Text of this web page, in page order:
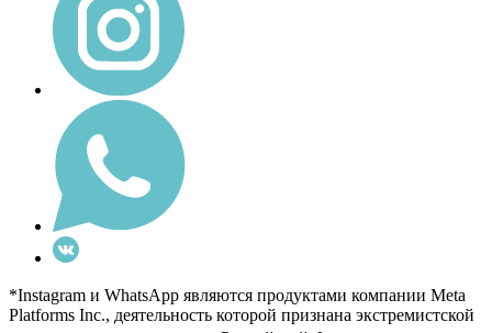
*Instagram и WhatsApp являются продуктами компании Meta
Platforms Inc., деятельность которой признана экстремистской